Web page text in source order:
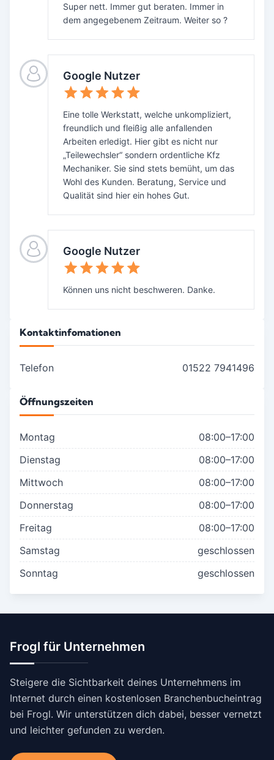
Super nett. Immer gut beraten. Immer in
dem angegebenem Zeitraum. Weiter so ?
Google Nutzer
Eine tolle Werkstatt, welche unkompliziert,
freundlich und fleißig alle anfallenden
Arbeiten erledigt. Hier gibt es nicht nur
„Teilewechsler“ sondern ordentliche Kfz
Mechaniker. Sie sind stets bemüht, um das
Wohl des Kunden. Beratung, Service und
Qualität sind hier ein hohes Gut.
Google Nutzer
Können uns nicht beschweren. Danke.
Kontaktinfomationen
Telefon 01522 7941496
Öffnungszeiten
Montag
08:00–17:00
Dienstag
08:00–17:00
Mittwoch
08:00–17:00
Donnerstag
08:00–17:00
Freitag
08:00–17:00
Samstag
geschlossen
Sonntag
geschlossen
Frogl für Unternehmen
Steigere die Sichtbarkeit deines Unternehmens im
Internet durch einen kostenlosen Branchenbucheintrag
bei Frogl. Wir unterstützen dich dabei, besser vernetzt
und leichter gefunden zu werden.